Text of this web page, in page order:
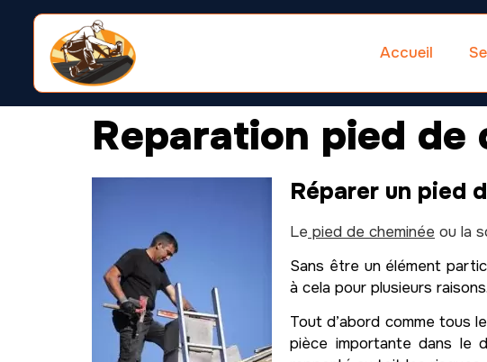
Accueil
Reparation pied de
Réparer un pied
Le pied de cheminée ou la
Sans être un élément
à cela pour plusieurs raisons.
Tout d’abord comme tous
pièce importante dans le